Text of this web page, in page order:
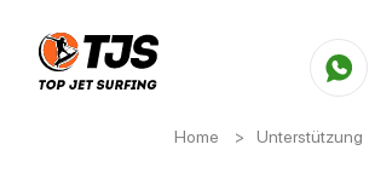
Home > Unterstützung